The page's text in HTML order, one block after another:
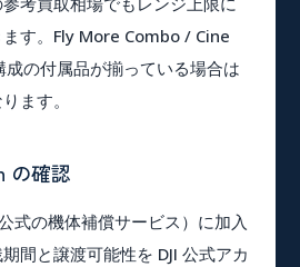
す。Fly More Combo / Cine
の付属品が揃っている場合は
ます。
の確認
式の機体補償サービス）に加入
間と譲渡可能性を DJI 公式アカ